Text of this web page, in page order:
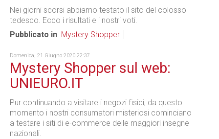
Nei giorni scorsi abbiamo testato il sito del colosso
tedesco. Ecco i risultati e i nostri voti.
Pubblicato in Mystery Shopper
Domenica, 21 Giugno 2020 22:37
Mystery Shopper sul web:
UNIEURO.IT
Pur continuando a visitare i negozi fisici, da questo
momento i nostri consumatori misteriosi cominciano
a testare i siti di e-commerce delle maggiori insegne
nazionali.